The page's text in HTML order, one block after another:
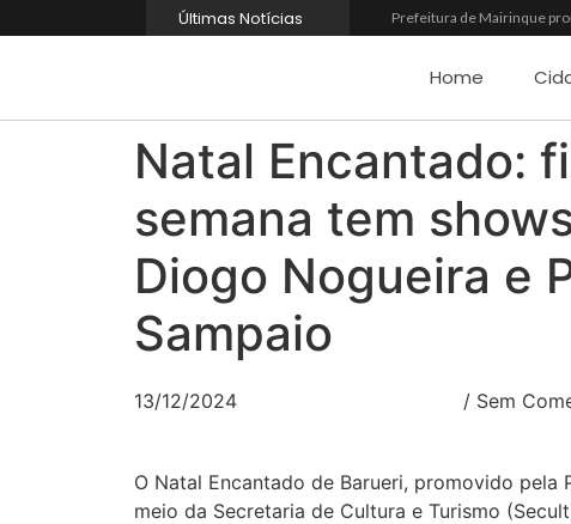
Últimas Notícias
Prefeitura de Mairinque
Banco do Povo Paulista
GCM de Mairinque
Mairinque conquista título
Semana da Juventude
Nova StocKids será
Osasco recebe o Festival
Barueri entrega Espaço
Home
Natal Encantado:
semana tem
Diogo Nogueira e
Sampaio
13/12/2024 / Sem
O Natal Encantado de Barueri, promovido pela
meio da Secretaria de Cultura e Turismo